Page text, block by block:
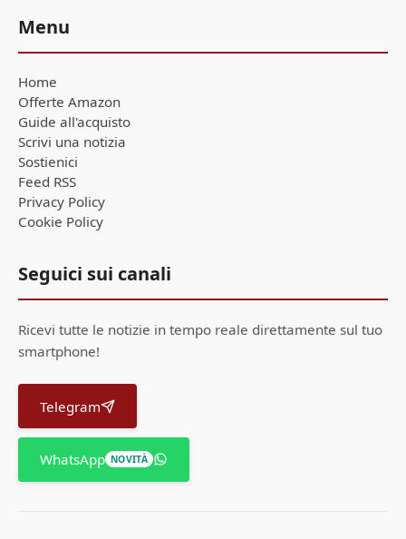
Menu
Home
Offerte Amazon
Guide all'acquisto
Scrivi una notizia
Sostienici
Feed RSS
Privacy Policy
Cookie Policy
Seguici sui canali
Ricevi tutte le notizie in tempo reale direttamente sul tuo
smartphone!
Telegram
WhatsApp NOVITÀ